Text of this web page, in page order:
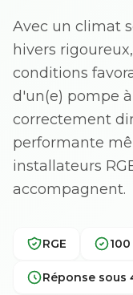
Avec un climat
hivers
conditions
d'un(e) pompe
correctement
performante
installateurs
accompagnent.
RGE
Réponse sous